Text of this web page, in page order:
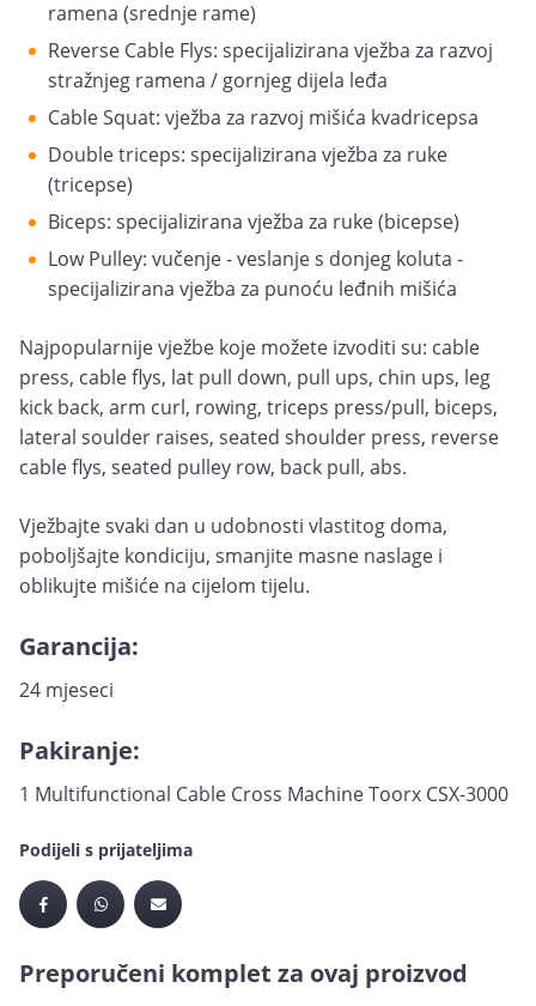
ramena (srednje rame)
Reverse Cable Flys: specijalizirana vježba za razvoj
stražnjeg ramena / gornjeg dijela leđa
Cable Squat: vježba za razvoj mišića kvadricepsa
Double triceps: specijalizirana vježba za ruke
(tricepse)
Biceps: specijalizirana vježba za ruke (bicepse)
Low Pulley: vučenje - veslanje s donjeg koluta -
specijalizirana vježba za punoću leđnih mišića
Najpopularnije vježbe koje možete izvoditi su: cable
press, cable flys, lat pull down, pull ups, chin ups, leg
kick back, arm curl, rowing, triceps press/pull, biceps,
lateral soulder raises, seated shoulder press, reverse
cable flys, seated pulley row, back pull, abs.
Vježbajte svaki dan u udobnosti vlastitog doma,
poboljšajte kondiciju, smanjite masne naslage i
oblikujte mišiće na cijelom tijelu.
Garancija:
24 mjeseci
Pakiranje:
1 Multifunctional Cable Cross Machine Toorx CSX-3000
Podijeli s prijateljima
Preporučeni komplet za ovaj proizvod